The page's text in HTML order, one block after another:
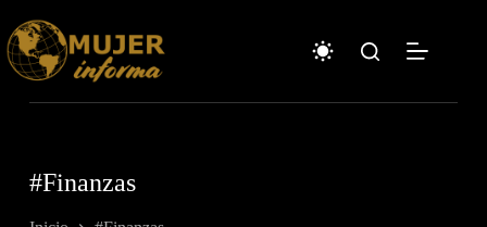
contenido
#Finanzas